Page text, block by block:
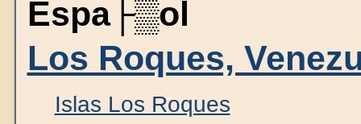
Espa├▒ol
Los Roques,
Islas Los Roques